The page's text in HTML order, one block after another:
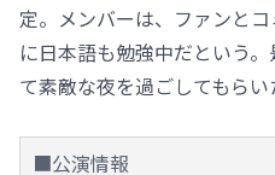
定。メンバーは、ファンと
に日本語も勉強中だという
て素敵な夜を過ごしてもらい
■公演情報